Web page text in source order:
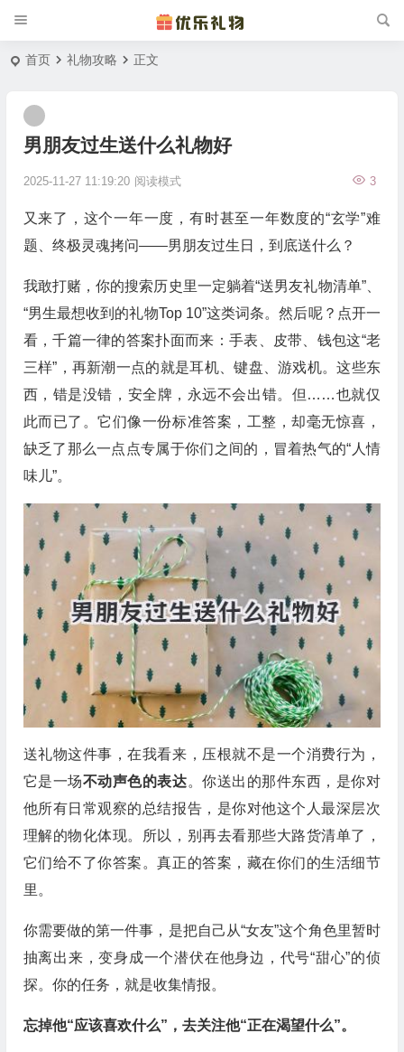
首页 礼物攻略 正文
男朋友过生送什么礼物好
2025-11-27 11:19:20 3
阅读模式
又来了，这个一年一度，有时甚至一年数度的“玄学”难
题、终极灵魂拷问——男朋友过生日，到底送什么？
我敢打赌，你的搜索历史里一定躺着“送男友礼物清单”、
“男生最想收到的礼物Top 10”这类词条。然后呢？点开一
看，千篇一律的答案扑面而来：手表、皮带、钱包这“老
三样”，再新潮一点的就是耳机、键盘、游戏机。这些东
西，错是没错，安全牌，永远不会出错。但……也就仅
此而已了。它们像一份标准答案，工整，却毫无惊喜，
缺乏了那么一点点专属于你们之间的，冒着热气的“人情
味儿”。
送礼物这件事，在我看来，压根就不是一个消费行为，
它是一场不动声色的表达。你送出的那件东西，是你对
他所有日常观察的总结报告，是你对他这个人最深层次
理解的物化体现。所以，别再去看那些大路货清单了，
它们给不了你答案。真正的答案，藏在你们的生活细节
里。
你需要做的第一件事，是把自己从“女友”这个角色里暂时
抽离出来，变身成一个潜伏在他身边，代号“甜心”的侦
探。你的任务，就是收集情报。
忘掉他“应该喜欢什么”，去关注他“正在渴望什么”。